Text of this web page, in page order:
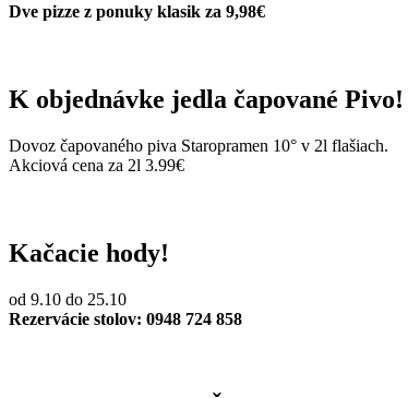
Dve pizze z ponuky klasik za 9,98€
K objednávke jedla čapované Pivo!
Dovoz čapovaného piva Staropramen 10° v 2l flašiach.
Akciová cena za 2l 3.99€
Kačacie hody!
od 9.10 do 25.10
Rezervácie stolov: 0948 724 858